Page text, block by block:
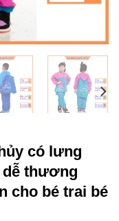
có lưng
dễ thương
cho bé trai bé